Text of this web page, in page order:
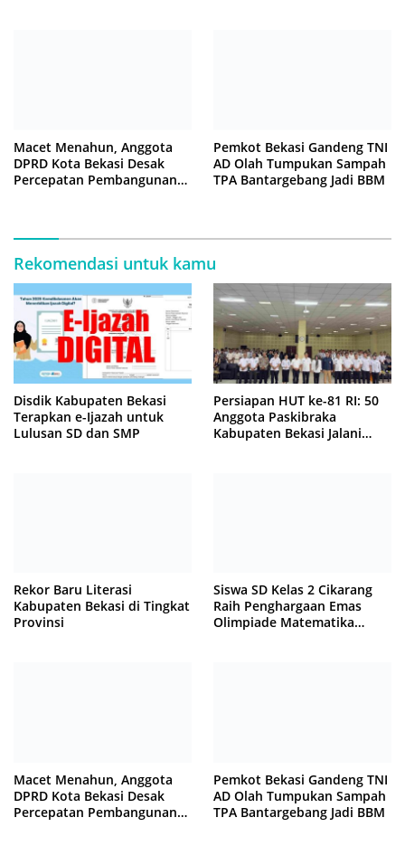
Macet Menahun, Anggota
DPRD Kota Bekasi Desak
Percepatan Pembangunan
Pemkot Bekasi Gandeng TNI
AD Olah Tumpukan Sampah
TPA Bantargebang Jadi BBM
Rekomendasi untuk kamu
Disdik Kabupaten Bekasi
Terapkan e-Ijazah untuk
Lulusan SD dan SMP
Persiapan HUT ke-81 RI: 50
Anggota Paskibraka
Kabupaten Bekasi Jalani
Rekor Baru Literasi
Kabupaten Bekasi di Tingkat
Provinsi
Siswa SD Kelas 2 Cikarang
Raih Penghargaan Emas
Olimpiade Matematika
Macet Menahun, Anggota
DPRD Kota Bekasi Desak
Percepatan Pembangunan
Pemkot Bekasi Gandeng TNI
AD Olah Tumpukan Sampah
TPA Bantargebang Jadi BBM